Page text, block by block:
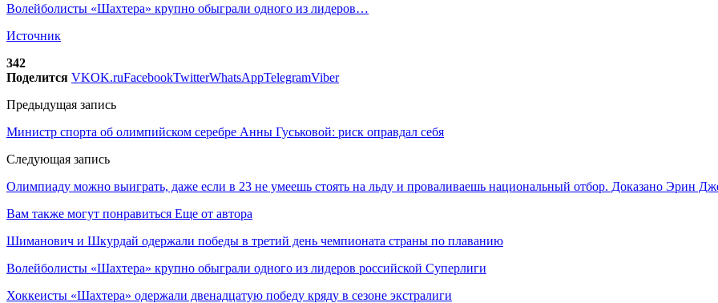
Волейболисты «Шахтера» крупно обыграли одного из лидеров…
Источник
342
Поделится VKOK.ruFacebookTwitterWhatsAppTelegramViber
Предыдущая запись
Министр спорта об олимпийском серебре Анны Гуськовой: риск оправдал себя
Следующая запись
Олимпиаду можно выиграть, даже если в 23 не умеешь стоять на льду и проваливаешь национальный отбор. Доказано Эрин
Вам также могут понравиться Еще от автора
Шиманович и Шкурдай одержали победы в третий день чемпионата страны по плаванию
Волейболисты «Шахтера» крупно обыграли одного из лидеров российской Суперлиги
Хоккеисты «Шахтера» одержали двенадцатую победу кряду в сезоне экстралиги